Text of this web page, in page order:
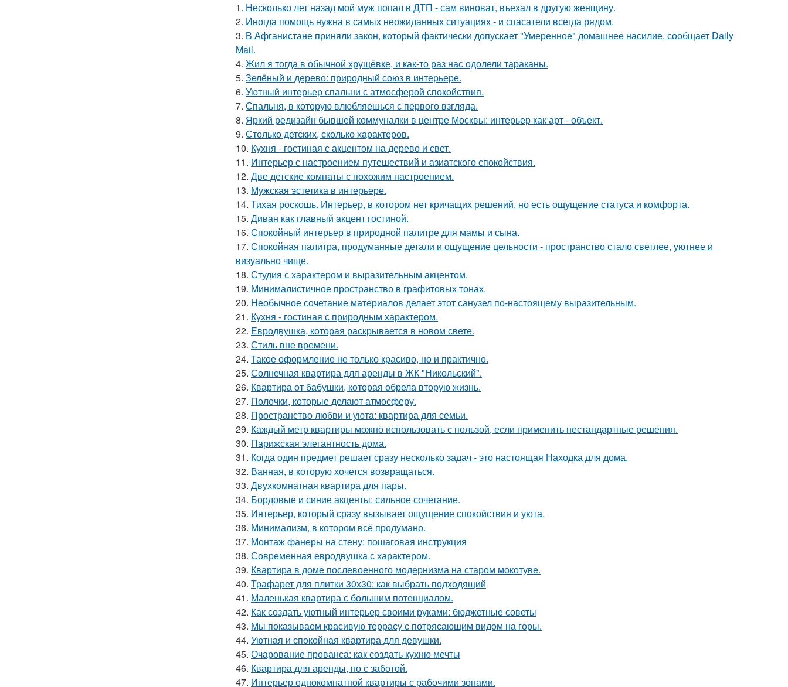
1. Несколько лет назад мой муж попал в ДТП - сам виноват, въехал в другую женщину.
2. Иногда помощь нужна в самых неожиданных ситуациях - и спасатели всегда рядом.
3. В Афганистане приняли закон, который фактически допускает "Умеренное" домашнее насилие, сообщает Daily
Mail.
4. Жил я тогда в обычной хрущёвке, и как-то раз нас одолели тараканы.
5. Зелёный и дерево: природный союз в интерьере.
6. Уютный интерьер спальни с атмосферой спокойствия.
7. Спальня, в которую влюбляешься с первого взгляда.
8. Яркий редизайн бывшей коммуналки в центре Москвы: интерьер как арт - объект.
9. Столько детских, сколько характеров.
10. Кухня - гостиная с акцентом на дерево и свет.
11. Интерьер с настроением путешествий и азиатского спокойствия.
12. Две детские комнаты с похожим настроением.
13. Мужская эстетика в интерьере.
14. Тихая роскошь. Интерьер, в котором нет кричащих решений, но есть ощущение статуса и комфорта.
15. Диван как главный акцент гостиной.
16. Спокойный интерьер в природной палитре для мамы и сына.
17. Спокойная палитра, продуманные детали и ощущение цельности - пространство стало светлее, уютнее и
визуально чище.
18. Студия с характером и выразительным акцентом.
19. Минималистичное пространство в графитовых тонах.
20. Необычное сочетание материалов делает этот санузел по-настоящему выразительным.
21. Кухня - гостиная с природным характером.
22. Евродвушка, которая раскрывается в новом свете.
23. Стиль вне времени.
24. Такое оформление не только красиво, но и практично.
25. Солнечная квартира для аренды в ЖК "Никольский".
26. Квартира от бабушки, которая обрела вторую жизнь.
27. Полочки, которые делают атмосферу.
28. Пространство любви и уюта: квартира для семьи.
29. Каждый метр квартиры можно использовать с пользой, если применить нестандартные решения.
30. Парижская элегантность дома.
31. Когда один предмет решает сразу несколько задач - это настоящая Находка для дома.
32. Ванная, в которую хочется возвращаться.
33. Двухкомнатная квартира для пары.
34. Бордовые и синие акценты: сильное сочетание.
35. Интерьер, который сразу вызывает ощущение спокойствия и уюта.
36. Минимализм, в котором всё продумано.
37. Монтаж фанеры на стену: пошаговая инструкция
38. Современная евродвушка с характером.
39. Квартира в доме послевоенного модернизма на старом мокотуве.
40. Трафарет для плитки 30х30: как выбрать подходящий
41. Маленькая квартира с большим потенциалом.
42. Как создать уютный интерьер своими руками: бюджетные советы
43. Мы показываем красивую террасу с потрясающим видом на горы.
44. Уютная и спокойная квартира для девушки.
45. Очарование прованса: как создать кухню мечты
46. Квартира для аренды, но с заботой.
47. Интерьер однокомнатной квартиры с рабочими зонами.